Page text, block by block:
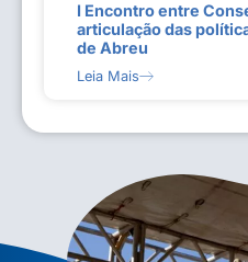
I Encontro entre
articulação das
de Abreu
Leia Mais